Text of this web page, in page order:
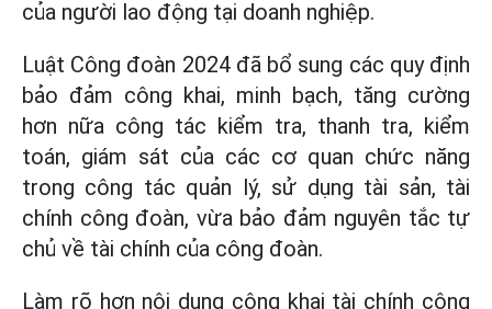
của người lao động tại doanh nghiệp.
Luật Công đoàn 2024 đã bổ sung các quy định
bảo đảm công khai, minh bạch, tăng cường
hơn nữa công tác kiểm tra, thanh tra, kiểm
toán, giám sát của các cơ quan chức năng
trong công tác quản lý, sử dụng tài sản, tài
chính công đoàn, vừa bảo đảm nguyên tắc tự
chủ về tài chính của công đoàn.
Làm rõ hơn nội dung công khai tài chính công